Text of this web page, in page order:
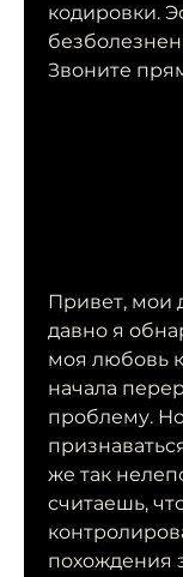
кодировки.
Звоните
Привет, мои
давно я
моя любовь
начала
проблему.
же так
считаешь,
похождения